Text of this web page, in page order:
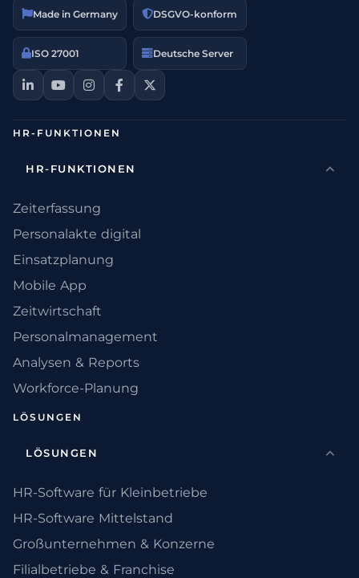
Made in Germany DSGVO-konform
ISO 27001 Deutsche Server
HR-FUNKTIONEN
HR-FUNKTIONEN
Zeiterfassung
Personalakte digital
Einsatzplanung
Mobile App
Zeitwirtschaft
Personalmanagement
Analysen & Reports
Workforce-Planung
LÖSUNGEN
LÖSUNGEN
HR-Software für Kleinbetriebe
HR-Software Mittelstand
Großunternehmen & Konzerne
Filialbetriebe & Franchise